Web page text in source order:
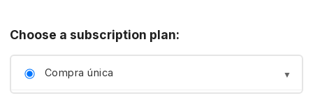
Choose a subscription plan:
Compra única